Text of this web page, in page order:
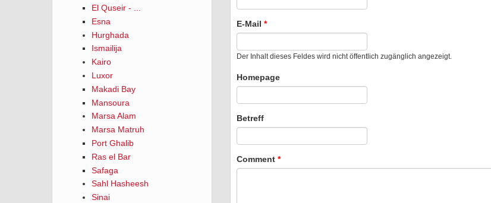
El Quseir - ...
Esna
Hurghada
Ismailija
Kairo
Luxor
Makadi Bay
Mansoura
Marsa Alam
Marsa Matruh
Port Ghalib
Ras el Bar
Safaga
Sahl Hasheesh
Sinai
E-Mail *
Der Inhalt dieses Feldes wird nicht öffentlich zugänglich angezeigt.
Homepage
Betreff
Comment *